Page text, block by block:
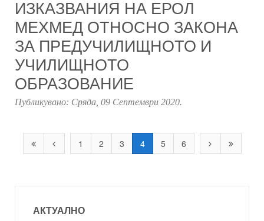
ИЗКАЗВАНИЯ НА ЕРОЛ
МЕХМЕД ОТНОСНО ЗАКОНА
ЗА ПРЕДУЧИЛИЩНОТО И
УЧИЛИЩНОТО
ОБРАЗОВАНИЕ
Публикувано: Сряда, 09 Септември 2020.
1 2 3 4 5 6
АКТУАЛНО